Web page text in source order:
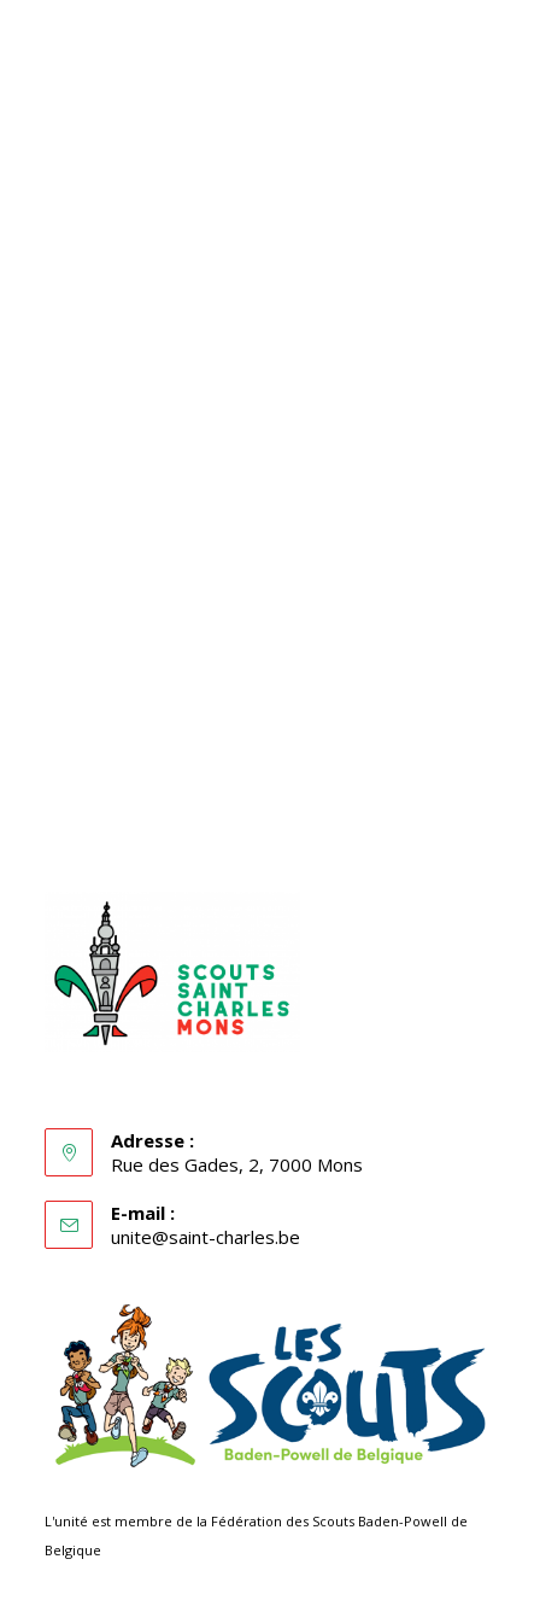
Adresse :
Rue des Gades, 2, 7000 Mons
E-mail :
unite@saint-charles.be
L'unité est membre de la Fédération des Scouts Baden-Powell de
Belgique